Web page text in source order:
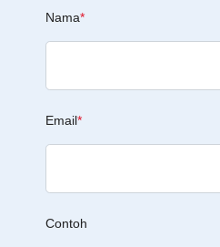
Nama*
Email*
Contoh